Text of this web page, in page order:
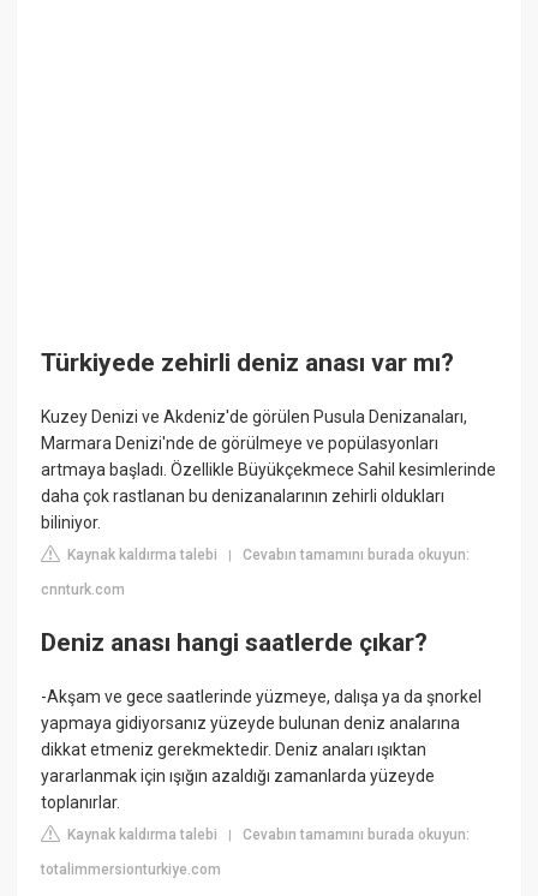
Türkiyede zehirli deniz anası var mı?
Kuzey Denizi ve Akdeniz'de görülen Pusula Denizanaları,
Marmara Denizi'nde de görülmeye ve popülasyonları
artmaya başladı. Özellikle Büyükçekmece Sahil kesimlerinde
daha çok rastlanan bu denizanalarının zehirli oldukları
biliniyor.
Kaynak kaldırma talebi |Cevabın tamamını burada okuyun:
cnnturk.com
Deniz anası hangi saatlerde çıkar?
-Akşam ve gece saatlerinde yüzmeye, dalışa ya da şnorkel
yapmaya gidiyorsanız yüzeyde bulunan deniz analarına
dikkat etmeniz gerekmektedir. Deniz anaları ışıktan
yararlanmak için ışığın azaldığı zamanlarda yüzeyde
toplanırlar.
Kaynak kaldırma talebi |Cevabın tamamını burada okuyun:
totalimmersionturkiye.com